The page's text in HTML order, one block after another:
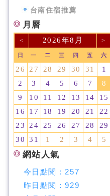
台南住宿推薦
月曆
< 2026年8月 >
日 一 二 三 四 五 六
26 27 28 29 30 31
1
2
3 4 5 6 7
8
9
10 11 12 13 14
15
16
17 18 19 20 21
22
23
24 25 26 27 28
29
30
31 1 2 3 4 5
網站人氣
今日點閱： 257
昨日點閱：929